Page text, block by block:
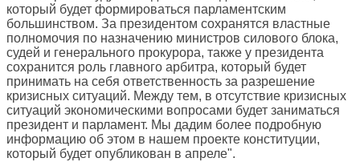
который будет формироваться парламентским
большинством. За президентом сохранятся властные
полномочия по назначению министров силового блока,
судей и генерального прокурора, также у президента
сохранится роль главного арбитра, который будет
принимать на себя ответственность за разрешение
кризисных ситуаций. Между тем, в отсутствие кризисных
ситуаций экономическими вопросами будет заниматься
президент и парламент. Мы дадим более подробную
информацию об этом в нашем проекте конституции,
который будет опубликован в апреле".